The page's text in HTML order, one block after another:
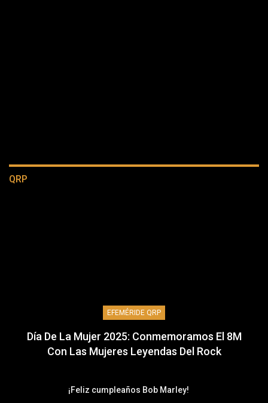
QRP
EFEMÉRIDE QRP
Día De La Mujer 2025: Conmemoramos El 8M
Con Las Mujeres Leyendas Del Rock
¡Feliz cumpleaños Bob Marley!